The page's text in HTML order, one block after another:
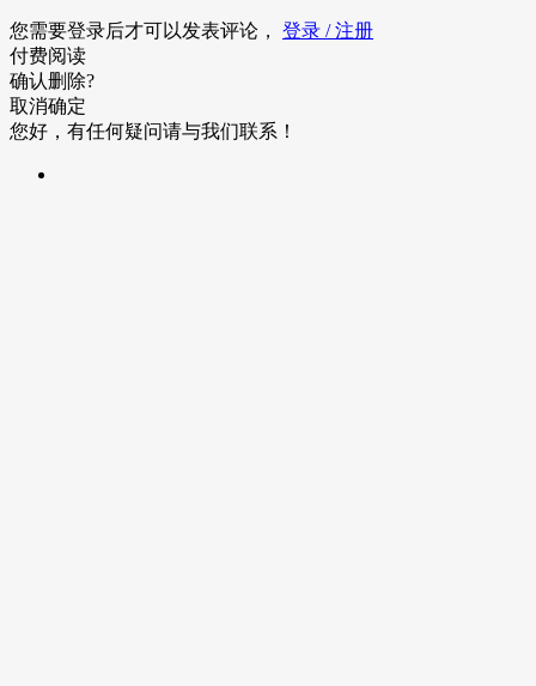
您需要登录后才可以发表评论， 登录 / 注册
付费阅读
确认删除?
取消确定
您好，有任何疑问请与我们联系！